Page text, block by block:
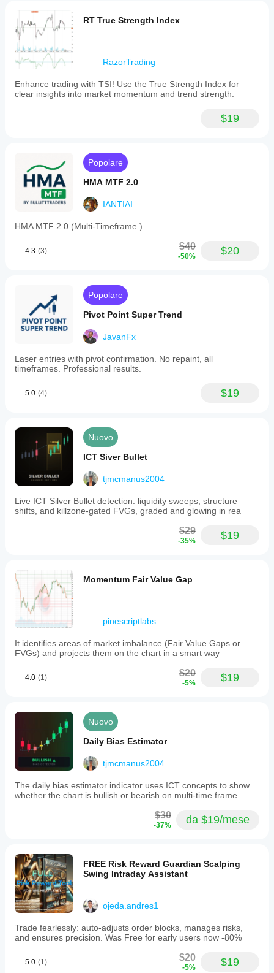
line,
an
EMA-
based
signal
line
crossovers
and
oversold,
and
the
zero
midpoint.
use
the
line
identify
bullish
or
and
trade
via
SMI
line
crossovers.
also
mean-
reversion
strategies
by
signaling
highlight
momentum
divergences.
A
multi-
option
allows
of
the
a
timeframe
while
displaying
on
the
current
chart,
improve
signal
quality.
User
inputs
include
lengths
for
and
%D,
RT True Strength Index
RazorTrading
Enhance trading with TSI! Use the True Strength Index for
clear insights into market momentum and trend strength.
$19
Popolare
HMA MTF 2.0
IANTIAI
HMA MTF 2.0 (Multi-Timeframe )
4.3 (3) $40
-50% $20
Popolare
Pivot Point Super Trend
JavanFx
Laser entries with pivot confirmation. No repaint, all
timeframes. Professional results.
5.0 (4) $19
Nuovo
ICT Siver Bullet
tjmcmanus2004
Live ICT Silver Bullet detection: liquidity sweeps, structure
shifts, and killzone-gated FVGs, graded and glowing in rea
$29
-35% $19
Momentum Fair Value Gap
pinescriptlabs
It identifies areas of market imbalance (Fair Value Gaps or
FVGs) and projects them on the chart in a smart way
4.0 (1) $20
-5% $19
Nuovo
Daily Bias Estimator
tjmcmanus2004
The daily bias estimator indicator uses ICT concepts to show
whether the chart is bullish or bearish on multi-time frame
$30
-37% da $19/mese
FREE Risk Reward Guardian Scalping
Swing Intraday Assistant
ojeda.andres1
Trade fearlessly: auto-adjusts order blocks, manages risks,
and ensures precision. Was Free for early users now -80%
5.0 (1) $20
-5% $19